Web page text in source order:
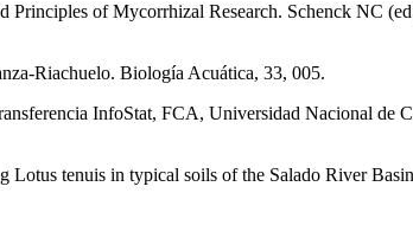
Principles of Mycorrhizal Research. Schenck NC
Riachuelo. Biología Acuática, 33, 005.
InfoStat, FCA, Universidad Nacional de
tenuis in typical soils of the Salado River